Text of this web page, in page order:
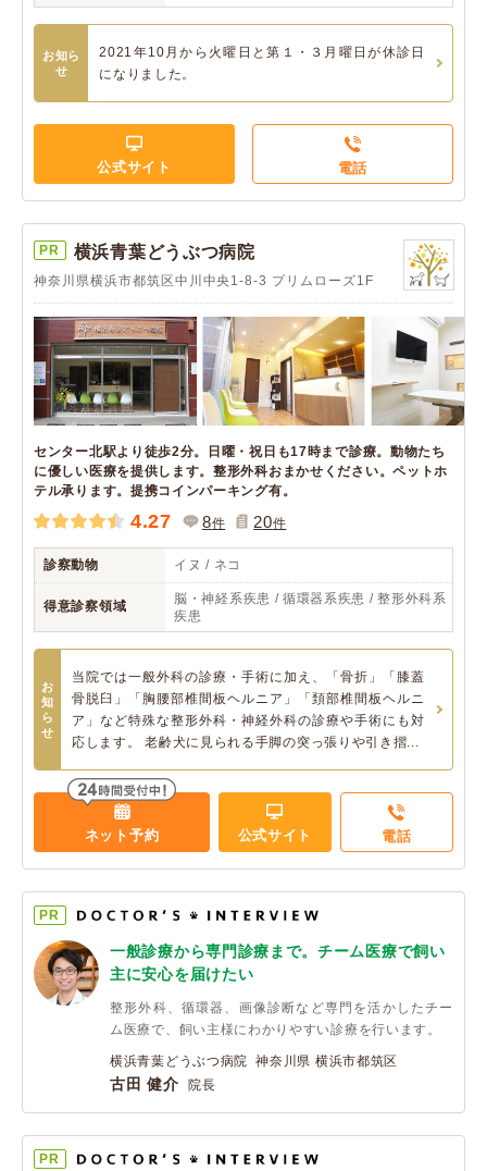
お知ら
せ
2021年10月から火曜日と第１・３月曜日が休診日
になりました。
公式サイト 電話
PR 横浜青葉どうぶつ病院
神奈川県横浜市都筑区中川中央1-8-3 プリムローズ1F
センター北駅より徒歩2分。日曜・祝日も17時まで診療。動物たち
に優しい医療を提供します。整形外科おまかせください。ペットホ
テル承ります。提携コインパーキング有。
4.27 8件 20件
診察動物 イヌ / ネコ
得意診察領域
脳・神経系疾患 / 循環器系疾患 / 整形外科系
疾患
お
知
ら
せ
当院では一般外科の診療・手術に加え、「骨折」「膝蓋
骨脱臼」「胸腰部椎間板ヘルニア」「頚部椎間板ヘルニ
ア」など特殊な整形外科・神経外科の診療や手術にも対
応します。 老齢犬に見られる手脚の突っ張りや引き摺...
ネット予約 公式サイト 電話
PR
一般診療から専門診療まで。チーム医療で飼い
主に安心を届けたい
整形外科、循環器、画像診断など専門を活かしたチー
ム医療で、飼い主様にわかりやすい診療を行います。
横浜青葉どうぶつ病院 神奈川県 横浜市都筑区
古田 健介 院長
PR